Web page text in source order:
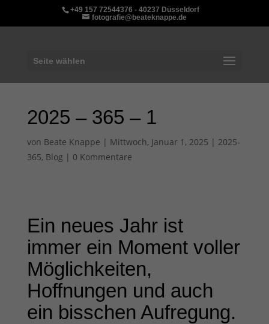
+49 157 72544376 - 40237 Düsseldorf
fotografie@beateknappe.de
Seite wählen
2025 – 365 – 1
von Beate Knappe | Mittwoch, Januar 1, 2025 | 2025-
365, Blog | 0 Kommentare
Ein neues Jahr ist
immer ein Moment voller
Möglichkeiten,
Hoffnungen und auch
ein bisschen Aufregung.